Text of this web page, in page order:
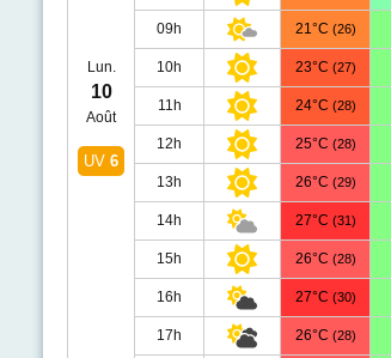
Lun.
10
Août
UV 6
09h 21°C (26)
10h 23°C (27)
11h 24°C (28)
12h 25°C (28)
13h 26°C (29)
14h 27°C (31)
15h 26°C (28)
16h 27°C (30)
17h 26°C (28)